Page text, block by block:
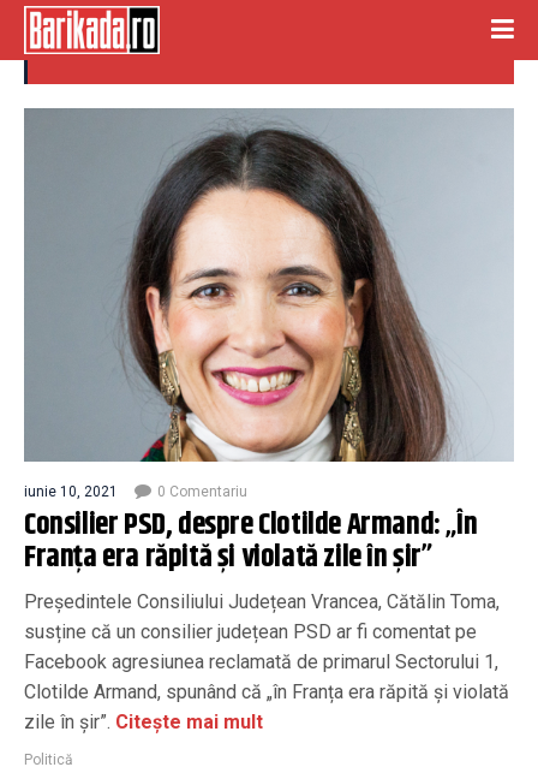
consilier psd
iunie 10, 2021 0 Comentariu
Consilier PSD, despre Clotilde Armand: „În
Franța era răpită și violată zile în șir”
Președintele Consiliului Județean Vrancea, Cătălin Toma,
susține că un consilier județean PSD ar fi comentat pe
Facebook agresiunea reclamată de primarul Sectorului 1,
Clotilde Armand, spunând că „în Franța era răpită și violată
zile în șir”. Citește mai mult
Politică